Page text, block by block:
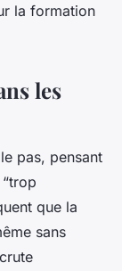
la formation
les
pas, pensant
que la
sans